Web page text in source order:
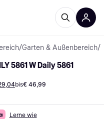
/Garten & Außenbereich/
5861 W Daily 5861
bis€ 46,99
Lerne wie